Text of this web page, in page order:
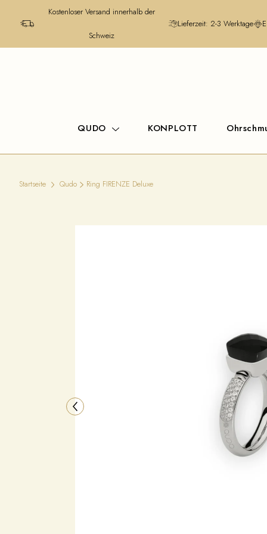
Kostenloser Versand innerhalb der
Schweiz
Lieferzeit: 2-3 Werktage
QUDO KONPLOTT
Startseite Qudo Ring FIRENZE Deluxe